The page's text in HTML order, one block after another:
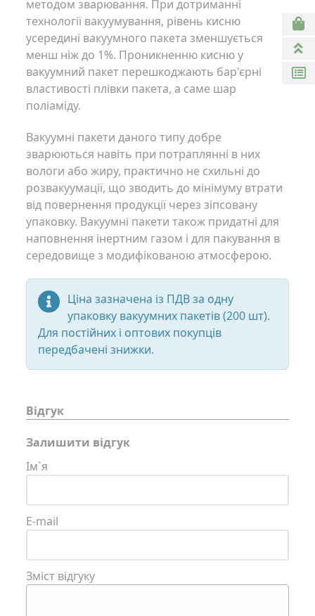
методом зварювання. При дотриманні
технології вакуумування, рівень кисню
усередині вакуумного пакета зменшується
менш ніж до 1%. Проникненню кисню у
вакуумний пакет перешкоджають бар'єрні
властивості плівки пакета, а саме шар
поліаміду.
Вакуумні пакети даного типу добре
зварюються навіть при потраплянні в них
вологи або жиру, практично не схильні до
розвакуумації, що зводить до мінімуму втрати
від повернення продукції через зіпсовану
упаковку. Вакуумні пакети також придатні для
наповнення інертним газом і для пакування в
середовище з модифікованою атмосферою.
Ціна зазначена із ПДВ за одну
упаковку вакуумних пакетів (200 шт).
Для постійних і оптових покупців
передбачені знижки.
Відгук
Залишити відгук
Ім`я
E-mail
Зміст відгуку